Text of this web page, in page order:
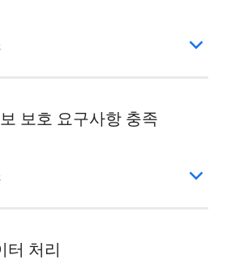
보호 요구사항 충족
처리